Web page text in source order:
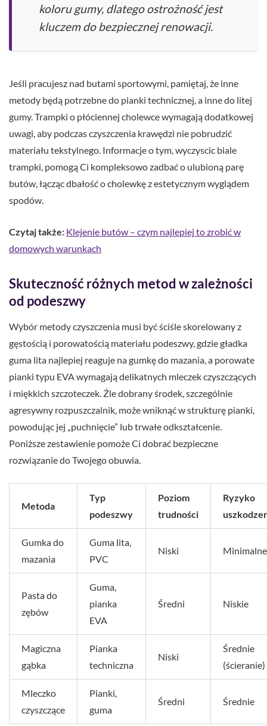
koloru gumy, dlatego ostrożność jest
kluczem do bezpiecznej renowacji.
Jeśli pracujesz nad butami sportowymi, pamiętaj, że inne
metody będą potrzebne do pianki technicznej, a inne do litej
gumy. Trampki o płóciennej cholewce wymagają dodatkowej
uwagi, aby podczas czyszczenia krawędzi nie pobrudzić
materiału tekstylnego. Informacje o tym, wyczyscic biale
trampki, pomogą Ci kompleksowo zadbać o ulubioną parę
butów, łącząc dbałość o cholewkę z estetycznym wyglądem
spodów.
Czytaj także: Klejenie butów – czym najlepiej to zrobić w
domowych warunkach
Skuteczność różnych metod w zależności
od podeszwy
Wybór metody czyszczenia musi być ściśle skorelowany z
gęstością i porowatością materiału podeszwy, gdzie gładka
guma lita najlepiej reaguje na gumkę do mazania, a porowate
pianki typu EVA wymagają delikatnych mleczek czyszczących
i miękkich szczoteczek. Źle dobrany środek, szczególnie
agresywny rozpuszczalnik, może wniknąć w strukturę pianki,
powodując jej „puchnięcie” lub trwałe odkształcenie.
Poniższe zestawienie pomoże Ci dobrać bezpieczne
rozwiązanie do Twojego obuwia.
Metoda
Typ
podeszwy
Poziom
trudności
Ryzyko
Gumka do
mazania
Guma lita,
PVC
Niski Minimalne
Pasta do
zębów
Guma,
pianka
EVA
Średni Niskie
Magiczna
gąbka
Pianka
techniczna
Niski
Średnie
(ścieranie)
Mleczko
czyszczące
Pianki,
guma
Średni Średnie